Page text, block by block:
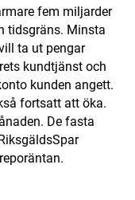
fem miljarder
tidsgräns. Minsta
ta ut pengar
kundtjänst och
kunden angett.
fortsatt att öka.
De fasta